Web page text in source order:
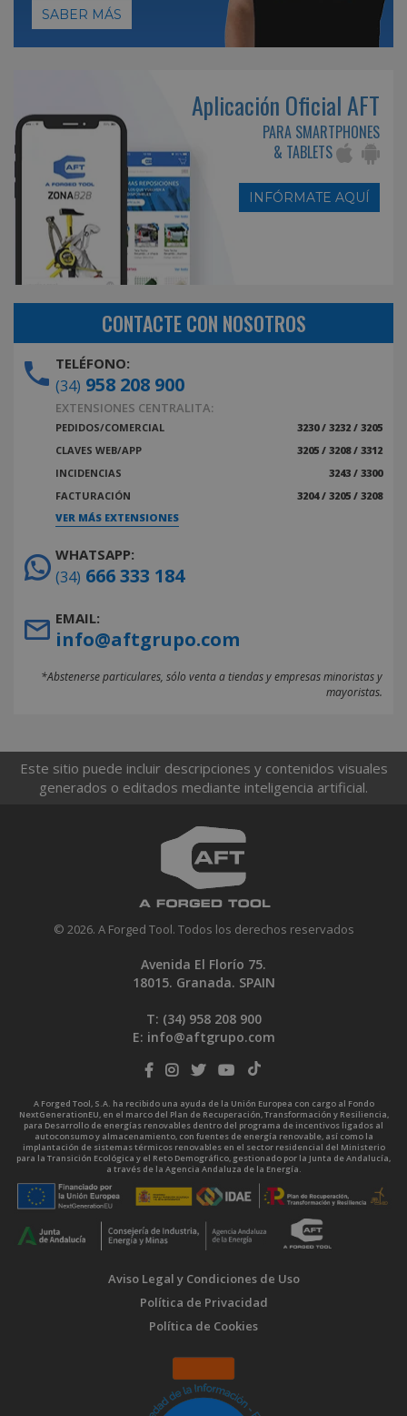
SABER MÁS
Aplicación Oficial AFT
PARA SMARTPHONES
& TABLETS
INFÓRMATE AQUÍ
CONTACTE CON NOSOTROS
TELÉFONO:
(34) 958 208 900
EXTENSIONES CENTRALITA:
PEDIDOS/COMERCIAL
3230 / 3232 / 3205
CLAVES WEB/APP
3205 / 3208 / 3312
INCIDENCIAS
3243 / 3300
FACTURACIÓN
3204 / 3205 / 3208
VER MÁS EXTENSIONES
WHATSAPP:
(34) 666 333 184
EMAIL:
info@aftgrupo.com
*Abstenerse particulares, sólo venta a tiendas y empresas minoristas y
mayoristas.
Este sitio puede incluir descripciones y contenidos visuales
generados o editados mediante inteligencia artificial.
© 2026. A Forged Tool. Todos los derechos reservados
Avenida El Florío 75.
18015. Granada. SPAIN
T: (34) 958 208 900
E: info@aftgrupo.com
A Forged Tool, S.A. ha recibido una ayuda de la Unión Europea con cargo al Fondo
NextGenerationEU, en el marco del Plan de Recuperación, Transformación y Resiliencia,
para Desarrollo de energías renovables dentro del programa de incentivos ligados al
autoconsumo y almacenamiento, con fuentes de energía renovable, así como la
implantación de sistemas térmicos renovables en el sector residencial del Ministerio
para la Transición Ecológica y el Reto Demográfico, gestionado por la Junta de Andalucía,
a través de la Agencia Andaluza de la Energía.
Aviso Legal y Condiciones de Uso
Política de Privacidad
Política de Cookies